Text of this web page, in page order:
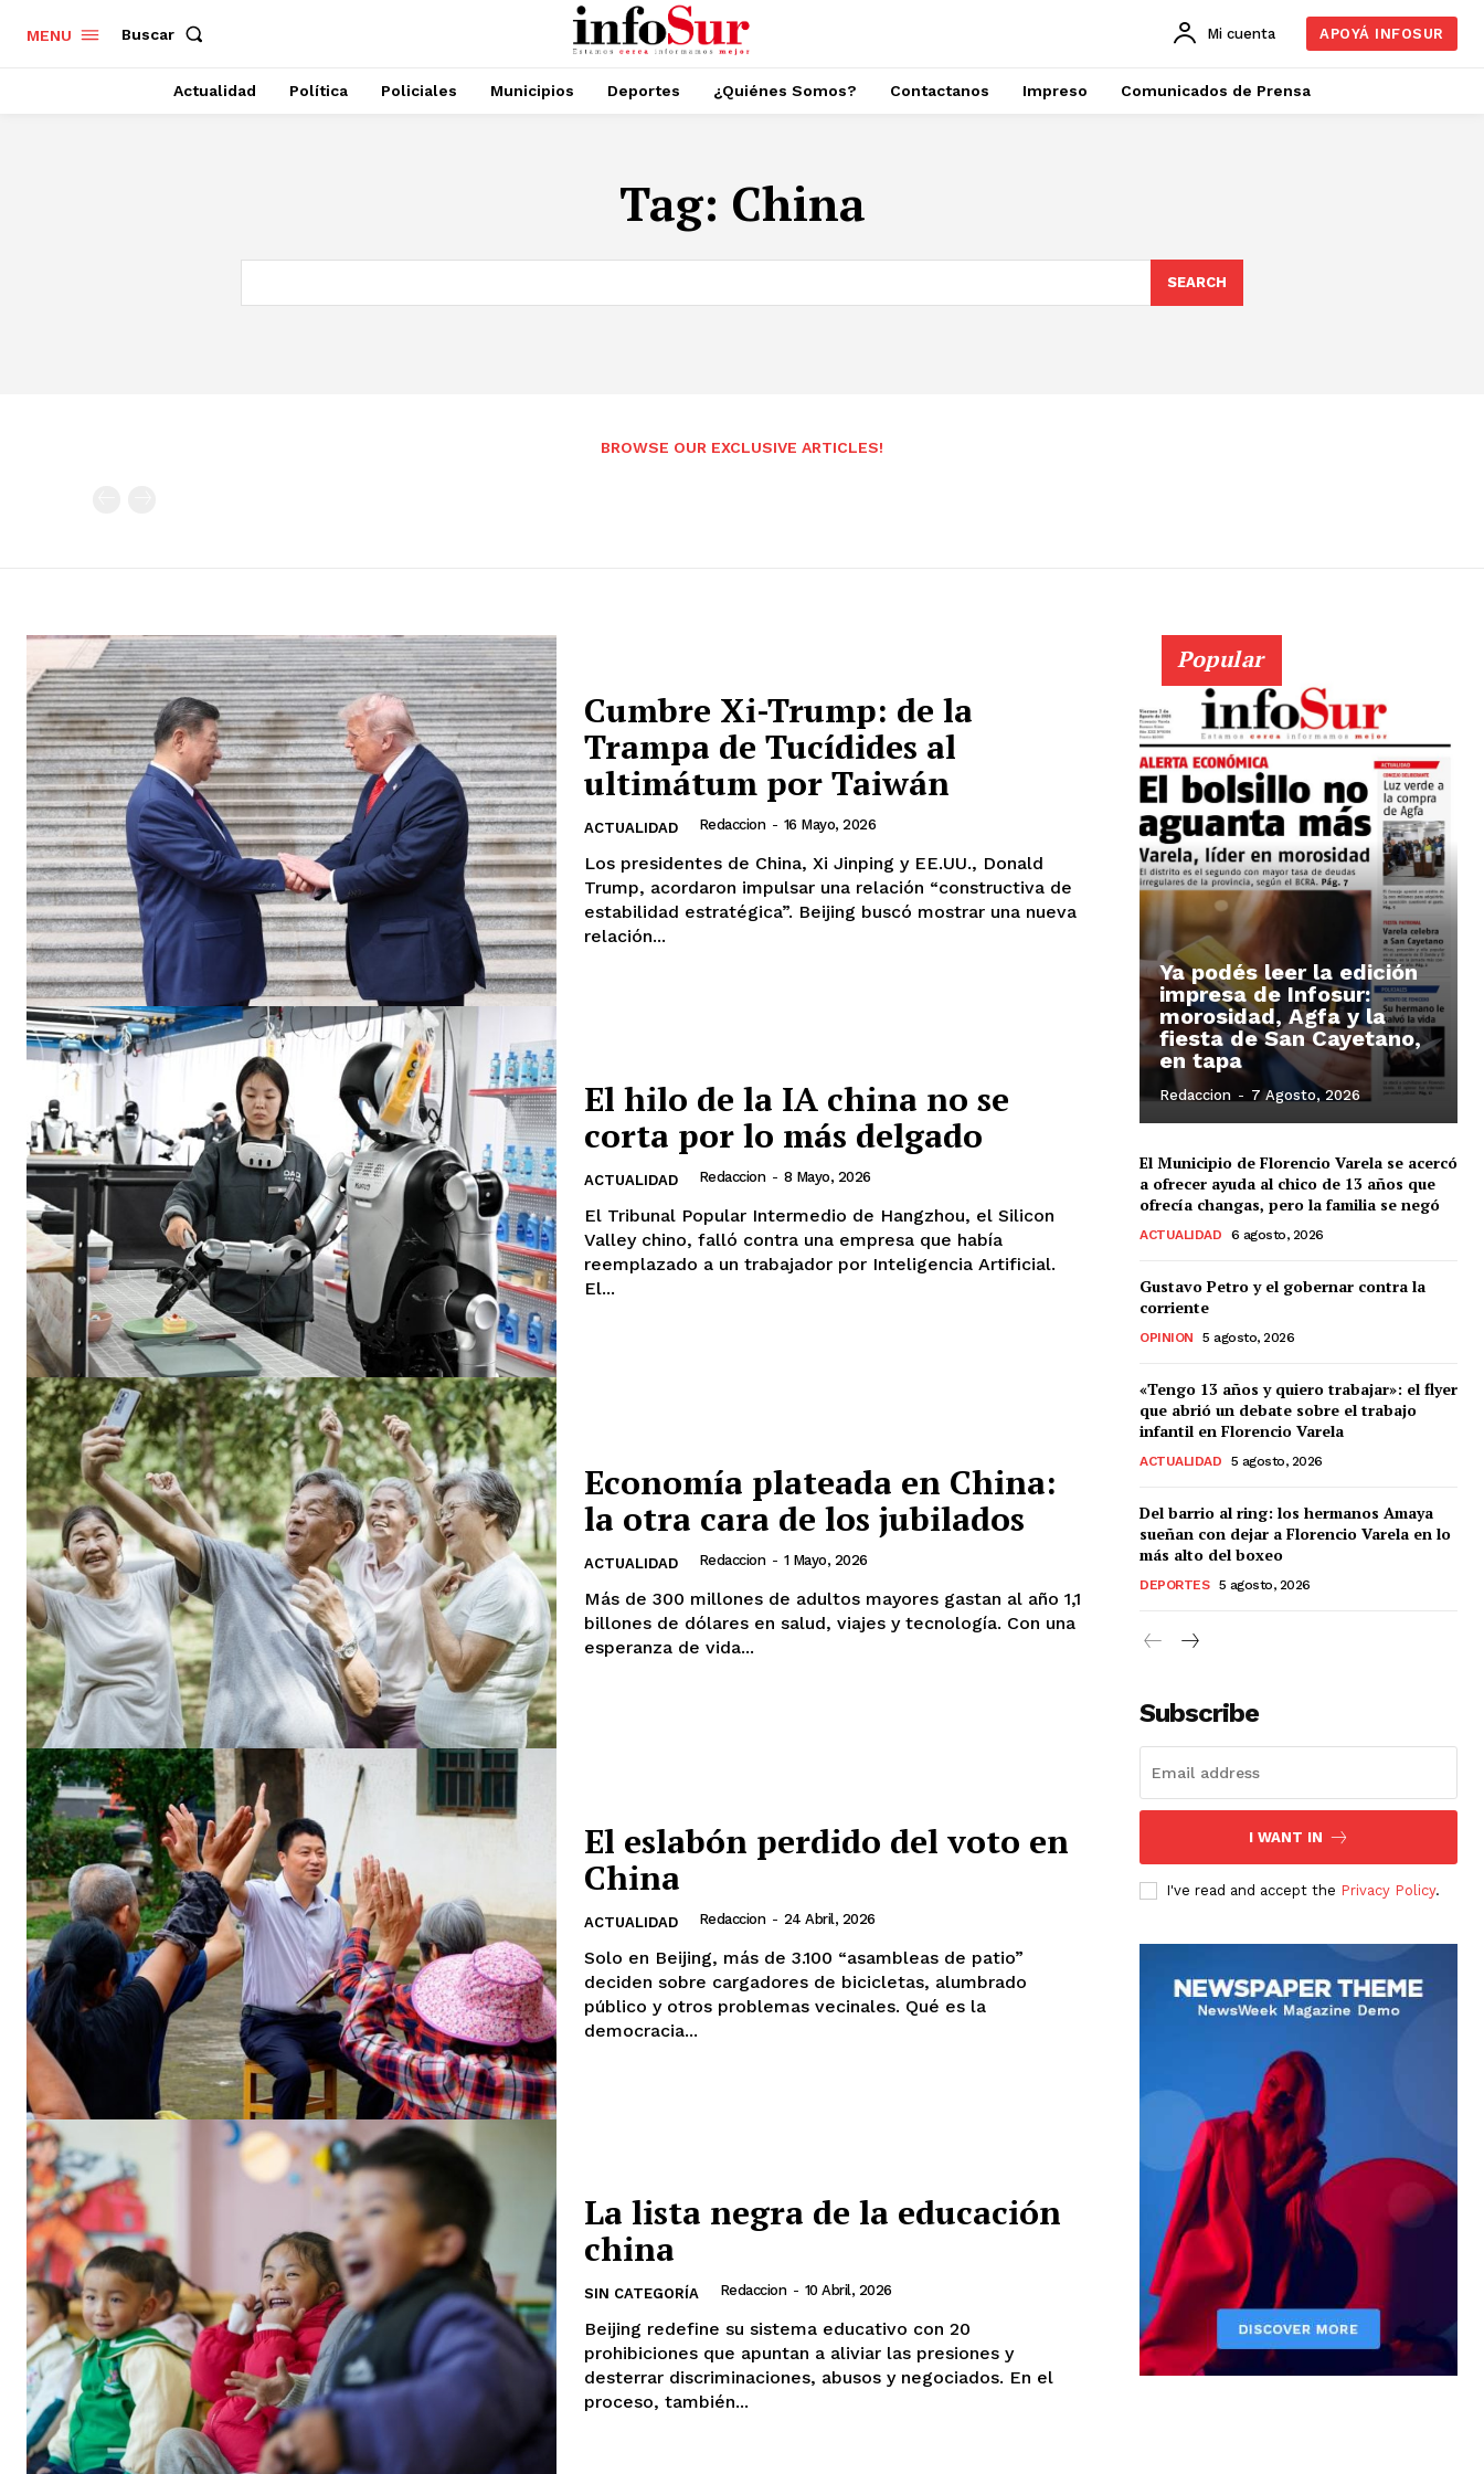
MENU Buscar Mi cuenta APOYÁ INFOSUR
Actualidad Política Policiales Municipios Deportes ¿Quiénes Somos? Contactanos Impreso Comunicados de Prensa
Tag: China
SEARCH
BROWSE OUR EXCLUSIVE ARTICLES!
Cumbre Xi-Trump: de la
Trampa de Tucídides al
ultimátum por Taiwán
ACTUALIDAD Redaccion - 16 Mayo, 2026
Los presidentes de China, Xi Jinping y EE.UU., Donald
Trump, acordaron impulsar una relación “constructiva de
estabilidad estratégica”. Beijing buscó mostrar una nueva
relación...
El hilo de la IA china no se
corta por lo más delgado
ACTUALIDAD Redaccion - 8 Mayo, 2026
El Tribunal Popular Intermedio de Hangzhou, el Silicon
Valley chino, falló contra una empresa que había
reemplazado a un trabajador por Inteligencia Artificial.
El...
Economía plateada en China:
la otra cara de los jubilados
ACTUALIDAD Redaccion - 1 Mayo, 2026
Más de 300 millones de adultos mayores gastan al año 1,1
billones de dólares en salud, viajes y tecnología. Con una
esperanza de vida...
El eslabón perdido del voto en
China
ACTUALIDAD Redaccion - 24 Abril, 2026
Solo en Beijing, más de 3.100 “asambleas de patio”
deciden sobre cargadores de bicicletas, alumbrado
público y otros problemas vecinales. Qué es la
democracia...
La lista negra de la educación
china
SIN CATEGORÍA Redaccion - 10 Abril, 2026
Beijing redefine su sistema educativo con 20
prohibiciones que apuntan a aliviar las presiones y
desterrar discriminaciones, abusos y negociados. En el
proceso, también...
Popular
Ya podés leer la edición
impresa de Infosur:
morosidad, Agfa y la
fiesta de San Cayetano,
en tapa
Redaccion - 7 Agosto, 2026
El Municipio de Florencio Varela se acercó
a ofrecer ayuda al chico de 13 años que
ofrecía changas, pero la familia se negó
ACTUALIDAD 6 agosto, 2026
Gustavo Petro y el gobernar contra la
corriente
OPINION 5 agosto, 2026
«Tengo 13 años y quiero trabajar»: el flyer
que abrió un debate sobre el trabajo
infantil en Florencio Varela
ACTUALIDAD 5 agosto, 2026
Del barrio al ring: los hermanos Amaya
sueñan con dejar a Florencio Varela en lo
más alto del boxeo
DEPORTES 5 agosto, 2026
Subscribe
I WANT IN
I've read and accept the Privacy Policy.